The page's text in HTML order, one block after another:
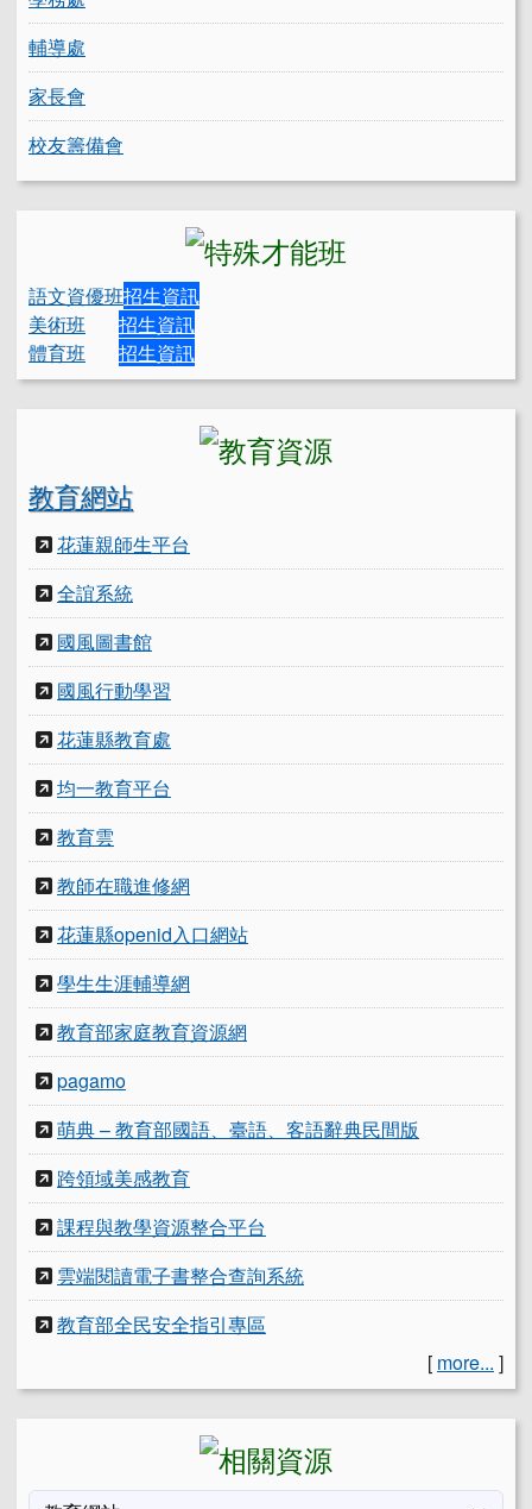
輔導處
家長會
校友籌備會
語文資優班招生資訊
美術班
招生資訊
體育班
招生資訊
教育網站
花蓮親師生平台
全誼系統
國風圖書館
國風行動學習
花蓮縣教育處
均一教育平台
教育雲
教師在職進修網
花蓮縣openid入口網站
學生生涯輔導網
教育部家庭教育資源網
pagamo
萌典 – 教育部國語、臺語、客語辭典民間版
跨領域美感教育
課程與教學資源整合平台
雲端閱讀電子書整合查詢系統
教育部全民安全指引專區
[ more... ]